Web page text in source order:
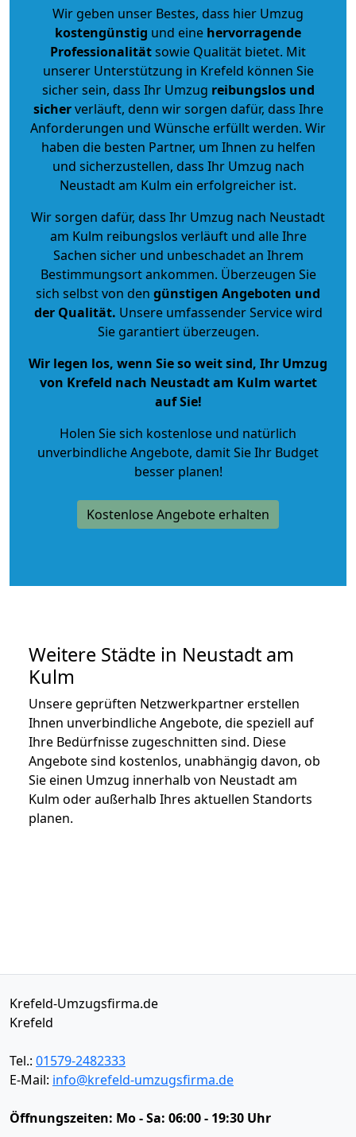
Wir geben unser Bestes, dass hier Umzug
kostengünstig und eine hervorragende
Professionalitätsowie Qualität bietet. Mit
unserer Unterstützung in Krefeld können Sie
sicher sein, dass Ihr Umzug reibungslos und
sicherverläuft, denn wir sorgen dafür, dass Ihre
Anforderungen und Wünsche erfüllt werden. Wir
haben die besten Partner, um Ihnen zu helfen
und sicherzustellen, dass Ihr Umzug nach
Neustadt am Kulm ein erfolgreicher ist.
Wir sorgen dafür, dass Ihr Umzug nach Neustadt
am Kulm reibungslos verläuft und alle Ihre
Sachen sicher und unbeschadet an Ihrem
Bestimmungsort ankommen. Überzeugen Sie
sich selbst von den günstigen Angeboten und
der Qualität. Unsere umfassender Service wird
Sie garantiert überzeugen.
Wir legen los, wenn Sie so weit sind, Ihr Umzug
von Krefeld nach Neustadt am Kulm wartet
auf Sie!
Holen Sie sich kostenlose und natürlich
unverbindliche Angebote, damit Sie Ihr Budget
besser planen!
Kostenlose Angebote erhalten
Weitere Städte in Neustadt am
Kulm
Unsere geprüften Netzwerkpartner erstellen
Ihnen unverbindliche Angebote, die speziell auf
Ihre Bedürfnisse zugeschnitten sind. Diese
Angebote sind kostenlos, unabhängig davon, ob
Sie einen Umzug innerhalb von Neustadt am
Kulm oder außerhalb Ihres aktuellen Standorts
planen.
Krefeld-Umzugsfirma.de
Krefeld
Tel.: 01579-2482333
E-Mail: info@krefeld-umzugsfirma.de
Öffnungszeiten: Mo - Sa: 06:00 - 19:30 Uhr